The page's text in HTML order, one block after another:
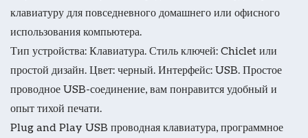
клавиатуру для повседневного домашнего или офисного
использования компьютера.
Тип устройства: Клавиатура. Стиль ключей: Chiclet или
простой дизайн. Цвет: черный. Интерфейс: USB. Простое
проводное USB-соединение, вам понравится удобный и
опыт тихой печати.
Plug and Play USB проводная клавиатура, программное